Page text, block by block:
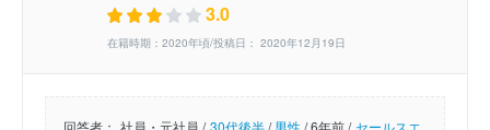
3.0
在籍時期：2020年頃/投稿日： 2020年12月19日
回答者： 社員・元社員 / 30代後半/男性/6年前 / セールスエ